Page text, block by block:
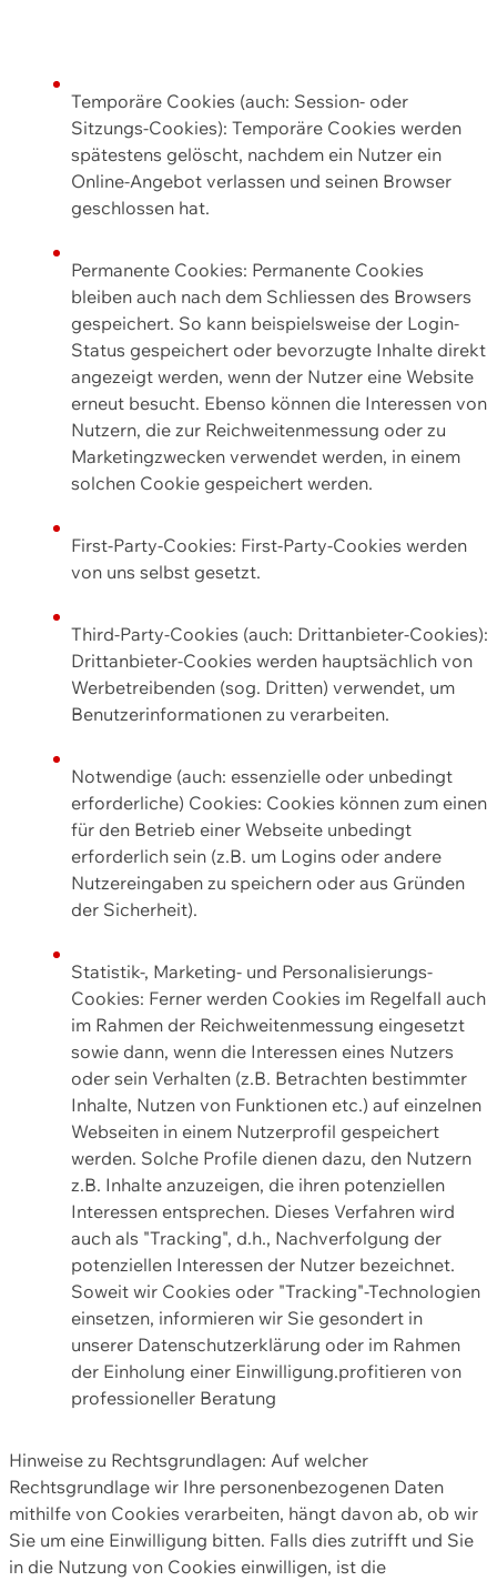
Temporäre Cookies (auch: Session- oder
Sitzungs-Cookies): Temporäre Cookies werden
spätestens gelöscht, nachdem ein Nutzer ein
Online-Angebot verlassen und seinen Browser
geschlossen hat.
Permanente Cookies: Permanente Cookies
bleiben auch nach dem Schliessen des Browsers
gespeichert. So kann beispielsweise der Login-
Status gespeichert oder bevorzugte Inhalte direkt
angezeigt werden, wenn der Nutzer eine Website
erneut besucht. Ebenso können die Interessen von
Nutzern, die zur Reichweitenmessung oder zu
Marketingzwecken verwendet werden, in einem
solchen Cookie gespeichert werden.
First-Party-Cookies: First-Party-Cookies werden
von uns selbst gesetzt.
Third-Party-Cookies (auch: Drittanbieter-Cookies):
Drittanbieter-Cookies werden hauptsächlich von
Werbetreibenden (sog. Dritten) verwendet, um
Benutzerinformationen zu verarbeiten.
Notwendige (auch: essenzielle oder unbedingt
erforderliche) Cookies: Cookies können zum einen
für den Betrieb einer Webseite unbedingt
erforderlich sein (z.B. um Logins oder andere
Nutzereingaben zu speichern oder aus Gründen
der Sicherheit).
Statistik-, Marketing- und Personalisierungs-
Cookies: Ferner werden Cookies im Regelfall auch
im Rahmen der Reichweitenmessung eingesetzt
sowie dann, wenn die Interessen eines Nutzers
oder sein Verhalten (z.B. Betrachten bestimmter
Inhalte, Nutzen von Funktionen etc.) auf einzelnen
Webseiten in einem Nutzerprofil gespeichert
werden. Solche Profile dienen dazu, den Nutzern
z.B. Inhalte anzuzeigen, die ihren potenziellen
Interessen entsprechen. Dieses Verfahren wird
auch als "Tracking", d.h., Nachverfolgung der
potenziellen Interessen der Nutzer bezeichnet.
Soweit wir Cookies oder "Tracking"-Technologien
einsetzen, informieren wir Sie gesondert in
unserer Datenschutzerklärung oder im Rahmen
der Einholung einer Einwilligung.profitieren von
professioneller Beratung
Hinweise zu Rechtsgrundlagen: Auf welcher
Rechtsgrundlage wir Ihre personenbezogenen Daten
mithilfe von Cookies verarbeiten, hängt davon ab, ob wir
Sie um eine Einwilligung bitten. Falls dies zutrifft und Sie
in die Nutzung von Cookies einwilligen, ist die